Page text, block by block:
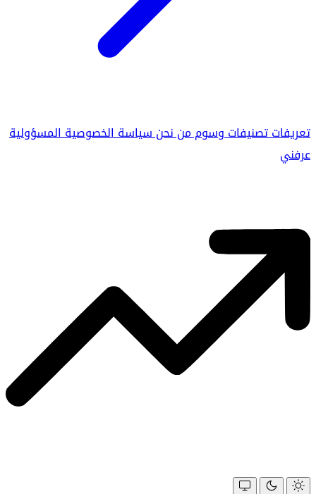
تعريفاتتصنيفاتوسوممن نحنسياسة الخصوصيةالمسؤولية
عرفني